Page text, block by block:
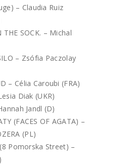
– Claudia Ruiz
THE SOCK. – Michal
– Zsófia Paczolay
– Célia Caroubi (FRA)
Diak (UKR)
Jandl (D)
(FACES OF AGATA) –
(PL)
Pomorska Street) –